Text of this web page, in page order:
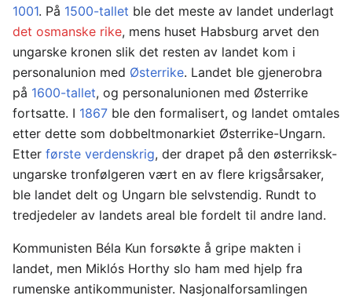
1001. På 1500-tallet ble det meste av landet underlagt
det osmanske rike, mens huset Habsburg arvet den
ungarske kronen slik det resten av landet kom i
personalunion med Østerrike. Landet ble gjenerobra
på 1600-tallet, og personalunionen med Østerrike
fortsatte. I 1867 ble den formalisert, og landet omtales
etter dette som dobbeltmonarkiet Østerrike-Ungarn.
Etter første verdenskrig, der drapet på den østerriksk-
ungarske tronfølgeren vært en av flere krigsårsaker,
ble landet delt og Ungarn ble selvstendig. Rundt to
tredjedeler av landets areal ble fordelt til andre land.
Kommunisten Béla Kun forsøkte å gripe makten i
landet, men Miklós Horthy slo ham med hjelp fra
rumenske antikommunister. Nasjonalforsamlingen